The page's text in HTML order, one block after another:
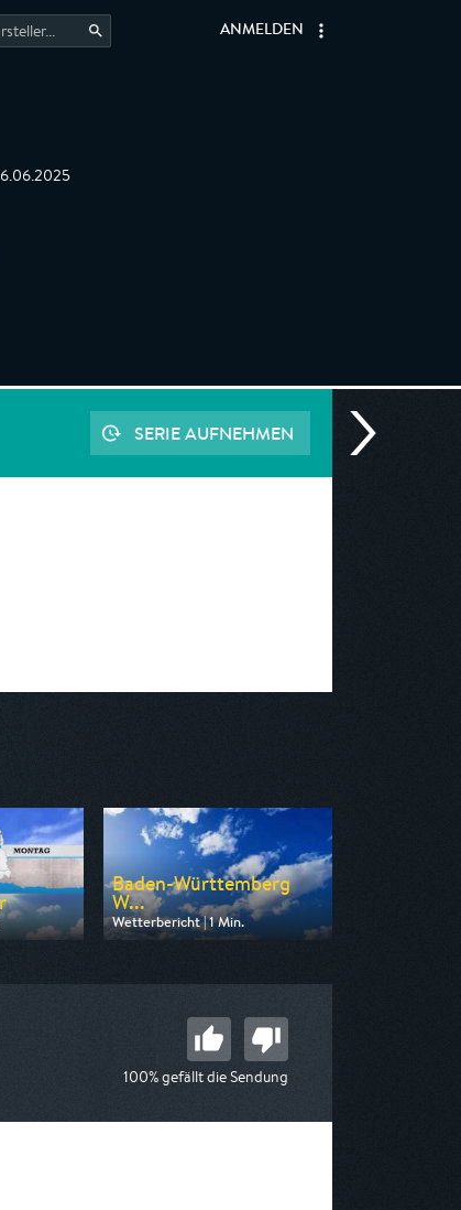
ANMELDEN
SERIE AUFNEHMEN
Baden-Württemberg
W...
Wetterbericht | 1 Min.
Ausgestrahlt von SWR
100% gefällt die Sendung